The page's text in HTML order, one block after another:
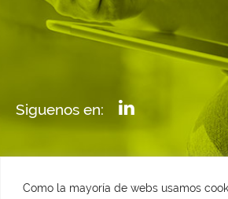
Como la mayoría de webs usamos
Siguenos en: